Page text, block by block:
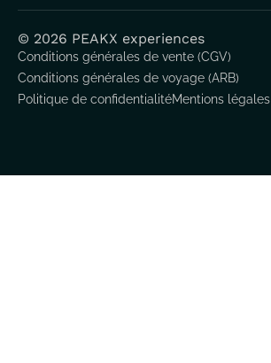
© 2026 PEAKX experiences
Conditions générales de vente (CGV)
Conditions générales de voyage (ARB)
Politique de confidentialitéMentions légales